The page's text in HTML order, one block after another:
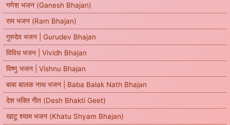
गणेश भजन (Ganesh Bhajan)
राम भजन (Ram Bhajan)
गुरुदेव भजन | Gurudev Bhajan
विविध भजन | Vividh Bhajan
विष्णु भजन | Vishnu Bhajan
बाबा बालक नाथ भजन | Baba Balak Nath Bhajan
देश भक्ति गीत (Desh Bhakti Geet)
खाटू श्याम भजन (Khatu Shyam Bhajan)